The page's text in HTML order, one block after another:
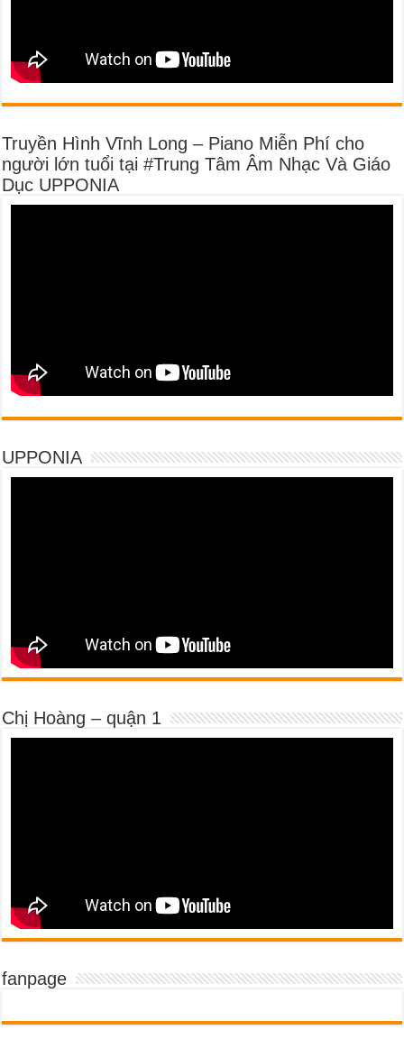
Truyền Hình Vĩnh Long – Piano Miễn Phí cho
người lớn tuổi tại #Trung Tâm Âm Nhạc Và Giáo
Dục UPPONIA
UPPONIA
Chị Hoàng – quận 1
fanpage